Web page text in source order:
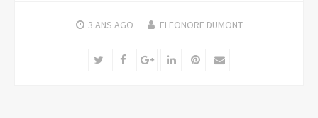
3 ANS AGO ELEONORE DUMONT
TwitterFacebookGoogle+LinkedInPinterest
Email